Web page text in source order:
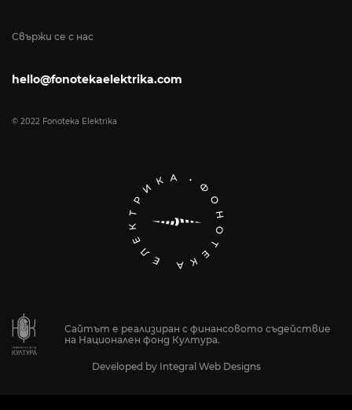
Свържи се с нас
hello@fonotekaelektrika.com
© 2022 Fonoteka Elektrika
Сайтът е реализиран с финансовото съдействие
на Национален фонд Култура.
Developed by Integral Web Designs